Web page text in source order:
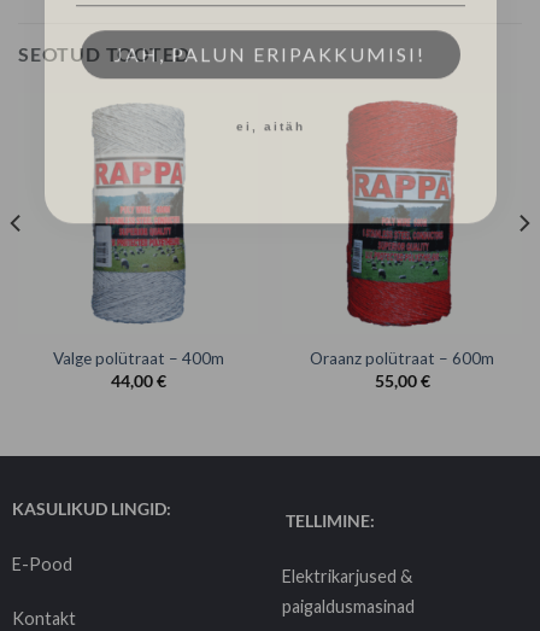
SEOTUD TOOTED
Valge polütraat – 400m
44,00€
Oraanz polütraat – 600m
55,00€
KASULIKUD LINGID:
E-Pood
Kontakt
TELLIMINE:
Elektrikarjused &
paigaldusmasinad
JAH, PALUN ERIPAKKUMISI!